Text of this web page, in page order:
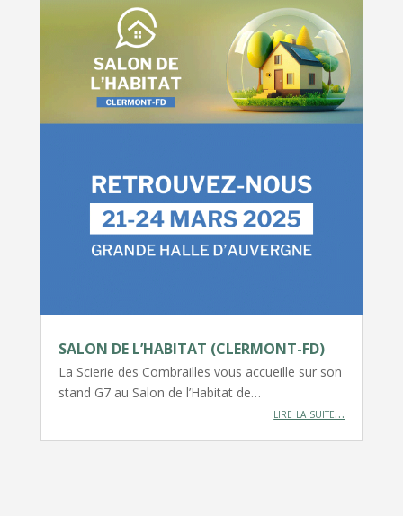
SALON DE L’HABITAT (CLERMONT-FD)
La Scierie des Combrailles vous accueille sur son
stand G7 au Salon de l’Habitat de…
lire la suite…